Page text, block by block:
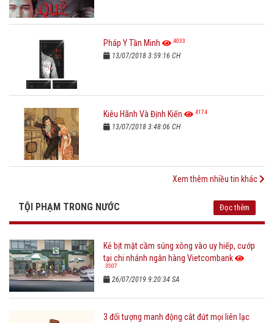
Pháp Y Tần Minh 4033
13/07/2018 3:59:16 CH
Kiêu Hãnh Và Định Kiến 4174
13/07/2018 3:48:06 CH
Xem thêm nhiều tin khác
TỘI PHẠM TRONG NƯỚC Đọc thêm
Kẻ bịt mặt cầm súng xông vào uy hiếp, cướp
tại chi nhánh ngân hàng Vietcombank
3507
26/07/2019 9:20:34 SA
3 đối tượng manh động cắt đứt mọi liên lạc